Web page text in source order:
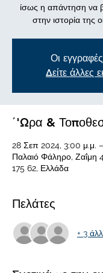
ίσως η απάντηση να
στην ιστορία της
Οι
Δείτε άλλες
΄'Ωρα &
28 Σεπ 2024, 3:00 μ.μ.
Παλαιό Φάληρο, Ζαΐμη
175 62, Ελλάδα
Πελάτες
+ 3